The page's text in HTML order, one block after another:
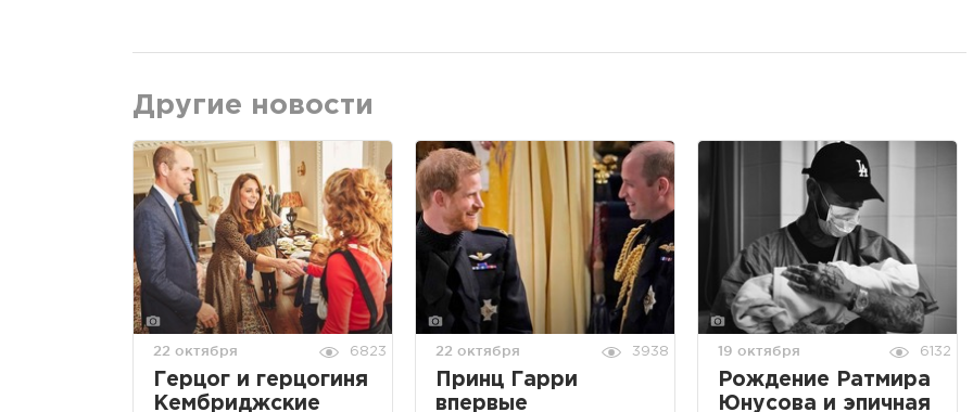
Другие новости
22 октября 6823
Герцог и герцогиня
Кембриджские
22 октября 3938
Принц Гарри
впервые
19 октября 6132
Рождение Ратмира
Юнусова и эпичная